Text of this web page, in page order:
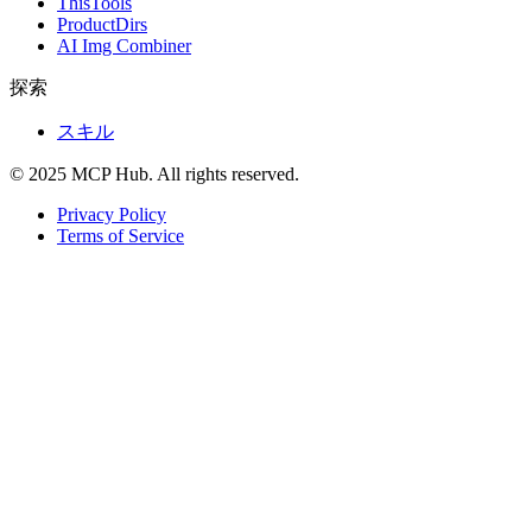
ProductDirs
AI Img Combiner
探索
スキル
© 2025 MCP Hub. All rights reserved.
Privacy Policy
Terms of Service